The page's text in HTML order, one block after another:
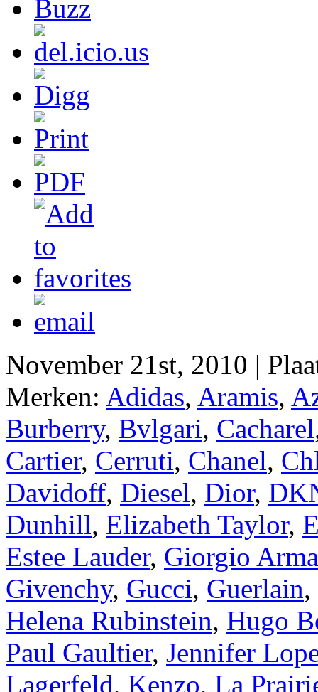
November 21st, 2010 |
Merken: Adidas, Aramis,
Burberry, Bvlgari, Cacharel
Cartier, Cerruti, Chanel,
Davidoff, Diesel, Dior,
Dunhill, Elizabeth Taylor,
Estee Lauder, Giorgio
Givenchy, Gucci, Guerlain,
Helena Rubinstein, Hugo
Paul Gaultier, Jennifer
Lagerfeld, Kenzo, La